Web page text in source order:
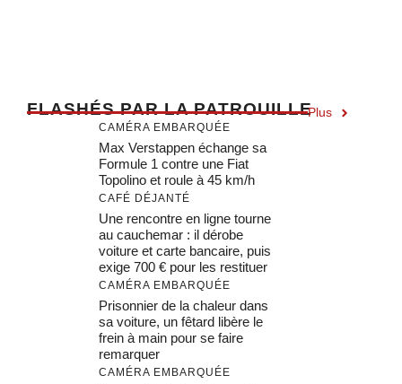
FLASHÉS PAR LA PATROUILLEPlus
CAMÉRA EMBARQUÉE
Max Verstappen échange sa
Formule 1 contre une Fiat
Topolino et roule à 45 km/h
CAFÉ DÉJANTÉ
Une rencontre en ligne tourne
au cauchemar : il dérobe
voiture et carte bancaire, puis
exige 700 € pour les restituer
CAMÉRA EMBARQUÉE
Prisonnier de la chaleur dans
sa voiture, un fêtard libère le
frein à main pour se faire
remarquer
CAMÉRA EMBARQUÉE